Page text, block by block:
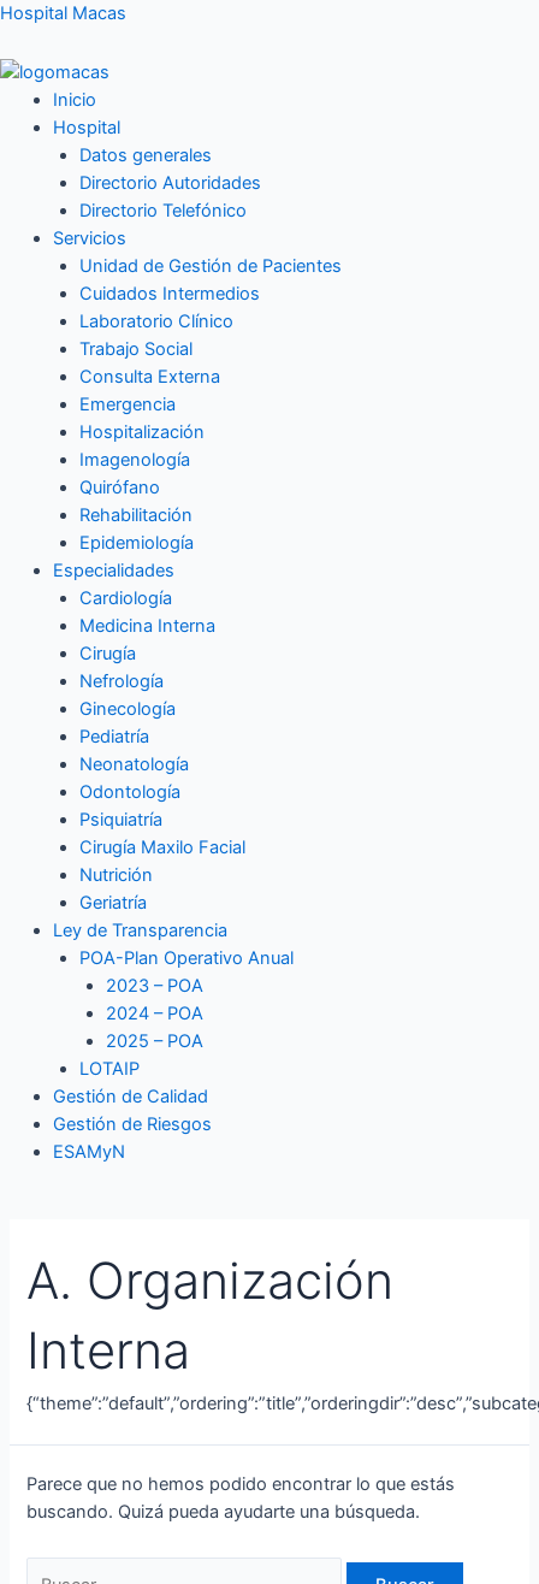
Ir
contenido
Hospital Macas
Inicio
Hospital
Datos generales
Directorio Autoridades
Directorio Telefónico
Servicios
Unidad de Gestión de Pacientes
Cuidados Intermedios
Laboratorio Clínico
Trabajo Social
Consulta Externa
Emergencia
Hospitalización
Imagenología
Quirófano
Rehabilitación
Epidemiología
Especialidades
Cardiología
Medicina Interna
Cirugía
Nefrología
Ginecología
Pediatría
Neonatología
Odontología
Psiquiatría
Cirugía Maxilo Facial
Nutrición
Geriatría
Ley de Transparencia
POA-Plan Operativo Anual
2023 – POA
2024 – POA
2025 – POA
LOTAIP
Gestión de Calidad
Gestión de Riesgos
ESAMyN
A. Organización
Interna
Parece que no hemos podido encontrar lo que estás
buscando. Quizá pueda ayudarte una búsqueda.